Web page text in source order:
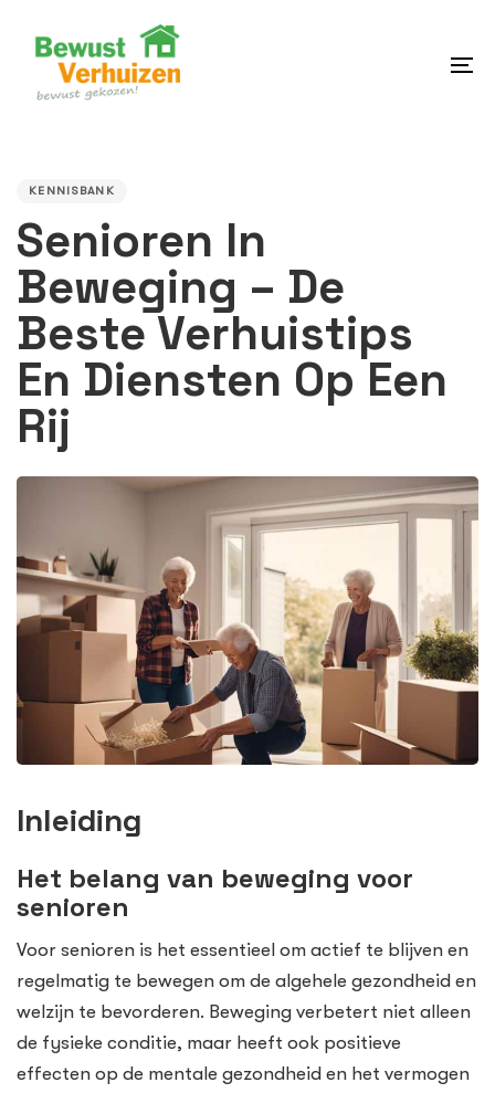
content
KENNISBANK
Senioren In
Beweging – De
Beste Verhuistips
En Diensten Op Een
Rij
Inleiding
Het belang van beweging voor
senioren
Voor senioren is het essentieel om actief te blijven en
regelmatig te bewegen om de algehele gezondheid en
welzijn te bevorderen. Beweging verbetert niet alleen
de fysieke conditie, maar heeft ook positieve
effecten op de mentale gezondheid en het vermogen